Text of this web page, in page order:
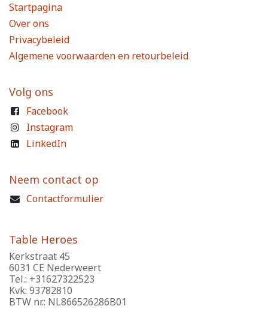
Startpagina
Over ons
Privacybeleid
Algemene voorwaarden en retourbeleid
Volg ons
Facebook
Instagram
LinkedIn
Neem contact op
Contactformulier
Table Heroes
Kerkstraat 45
6031 CE Nederweert
Tel.: +31627322523
Kvk: 93782810
BTW nr.: NL866526286B01